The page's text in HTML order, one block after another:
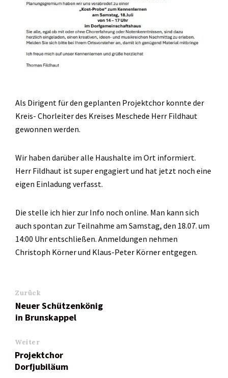
Als Dirigent für den geplanten Projektchor konnte der
Kreis- Chorleiter des Kreises Meschede Herr Fildhaut
gewonnen werden.
Wir haben darüber alle Haushalte im Ort informiert.
Herr Fildhaut ist super engagiert und hat jetzt noch eine
eigen Einladung verfasst.
Die stelle ich hier zur Info noch online. Man kann sich
auch spontan zur Teilnahme am Samstag, den 18.07. um
14:00 Uhr entschließen. Anmeldungen nehmen
Christoph Körner und Klaus-Peter Körner entgegen.
Zurück
Neuer Schützenkönig
in Brunskappel
Weiter
Projektchor
Dorfjubiläum